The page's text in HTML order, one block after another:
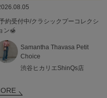
約受付中/クラシックプーコレクシ
ン🍯
Samantha Thavasa Petit
Choice
渋谷ヒカリエShinQs店